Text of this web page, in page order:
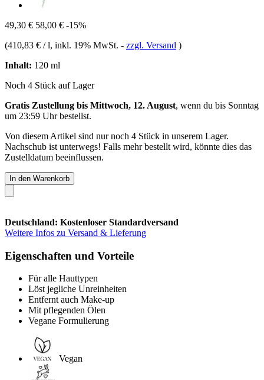
49,30 € 58,00 € -15%
(410,83 € / l, inkl. 19% MwSt. - zzgl. Versand )
Inhalt: 120 ml
Noch 4 Stück auf Lager
Gratis Zustellung bis Mittwoch, 12. August, wenn du bis Sonntag
um 23:59 Uhrbestellst.
Von diesem Artikel sind nur noch 4 Stück in unserem Lager.
Nachschub ist unterwegs! Falls mehr bestellt wird, könnte dies das
Zustelldatum beeinflussen.
In den Warenkorb
Deutschland: Kostenloser Standardversand
Weitere Infos zu Versand & Lieferung
Eigenschaften und Vorteile
Für alle Hauttypen
Löst jegliche Unreinheiten
Entfernt auch Make-up
Mit pflegenden Ölen
Vegane Formulierung
Vegan